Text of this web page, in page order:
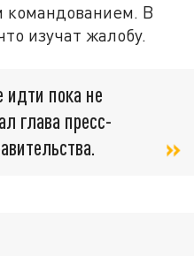
командованием. В
изучат жалобу.
идти пока не
глава пресс-